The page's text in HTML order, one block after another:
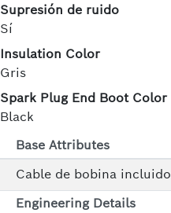
Supresión de ruido
Sí
Insulation Color
Gris
Spark Plug End Boot Color
Black
Base Attributes
Cable de bobina incluido
Engineering Details